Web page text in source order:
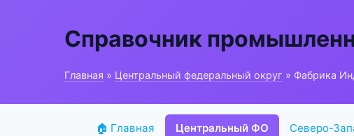
Справочник
Главная » Центральный федеральный округ » Фабрика
🏠 Главная Центральный ФО Северо-